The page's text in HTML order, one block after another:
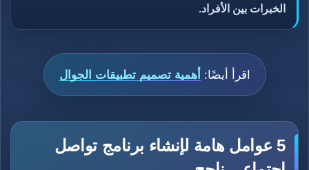
الخبرات بين الأفراد.
اقرأ أيضًا: أهمية تصميم تطبيقات الجوال
5 عوامل هامة لإنشاء برنامج تواصل